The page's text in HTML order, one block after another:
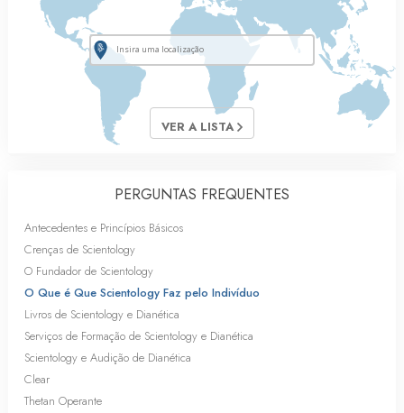
VER A LISTA
PERGUNTAS FREQUENTES
Antecedentes e Princípios Básicos
Crenças de Scientology
O Fundador de Scientology
O Que é Que Scientology Faz pelo Indivíduo
Livros de Scientology e Dianética
Serviços de Formação de Scientology e Dianética
Scientology e Audição de Dianética
Clear
Thetan Operante